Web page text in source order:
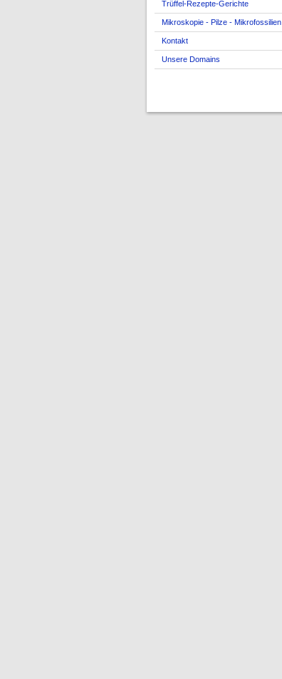
Trüffel-Rezepte-Gerichte
Mikroskopie - Pilze - Mikrofossilien
Kontakt
Unsere Domains